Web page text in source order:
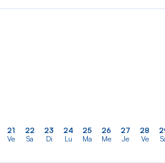
21
Ve
22
Sa
23
Di
24
Lu
25
Ma
26
Me
27
Je
28
Ve